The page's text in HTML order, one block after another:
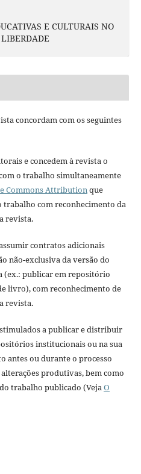
E CULTURAIS NO
LIBERDADE
concordam com os seguintes
e concedem à revista o
o trabalho simultaneamente
Commons Attributionque
com reconhecimento da
revista.
contratos adicionais
não-exclusiva da versão do
(ex.: publicar em repositório
livro), com reconhecimento de
revista.
a publicar e distribuir
institucionais ou na sua
antes ou durante o processo
produtivas, bem como
trabalho publicado (VejaO